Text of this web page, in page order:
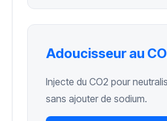
Adoucisseur au
Injecte du CO2 pour
sans ajouter de sodium.